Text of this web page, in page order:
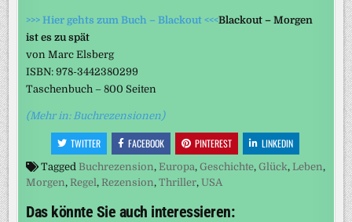
>>> Hier gehts zum Buch – Blackout <<<Blackout – Morgen
ist es zu spät
von Marc Elsberg
ISBN: 978-3442380299
Taschenbuch – 800 Seiten
(Mehr in: Buchrezensionen)
TWITTER FACEBOOK PINTEREST LINKEDIN
Tagged Buchrezension, Europa,Geschichte,Glück, Leben,
Morgen, Regel, Rezension,Thriller,USA
Das könnte Sie auch interessieren: